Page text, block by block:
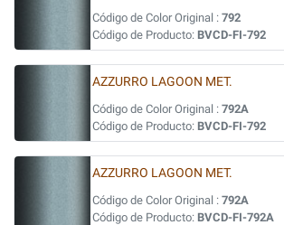
Código de Color Original : 792
Código de Producto: BVCD-FI-792
AZZURRO LAGOON MET.
Código de Color Original : 792A
Código de Producto: BVCD-FI-792
AZZURRO LAGOON MET.
Código de Color Original : 792A
Código de Producto: BVCD-FI-792A